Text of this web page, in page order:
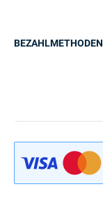
BEZAHLMETHODEN